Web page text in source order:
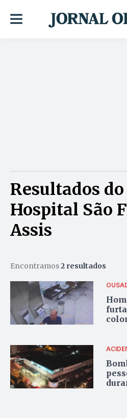
Resultados
Hospital São
Assis
Encontramos2 resultados